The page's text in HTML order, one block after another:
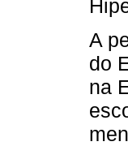
A
do
na